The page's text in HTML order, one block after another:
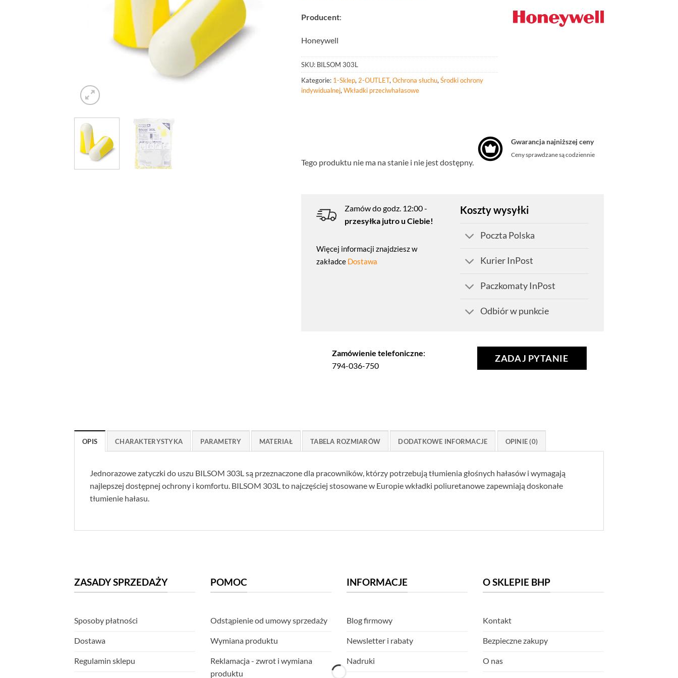
Producent:
Honeywell
SKU: BILSOM 303L
Kategorie: 1-Sklep,2-OUTLET,Ochrona słuchu,Środki ochrony
indywidualnej,Wkładki przeciwhałasowe
Tego produktu nie ma na stanie i nie jest dostępny.
Gwarancja najniższej ceny
Ceny sprawdzane są codziennie
Zamów do godz. 12:00 -
przesyłka jutro u Ciebie!
Więcej informacji znajdziesz w
zakładce Dostawa
Koszty wysyłki
Poczta Polska
Kurier InPost
Paczkomaty InPost
Odbiór w punkcie
Zamówienie telefoniczne:
794-036-750
ZADAJ PYTANIE
OPIS CHARAKTERYSTYKA PARAMETRY MATERIAŁ TABELA ROZMIARÓW DODATKOWE INFORMACJE OPINIE (0)
Jednorazowe zatyczki do uszu BILSOM 303L są przeznaczone dla pracowników, którzy potrzebują tłumienia głośnych hałasów i wymagają
najlepszej dostępnej ochrony i komfortu. BILSOM 303L to najczęściej stosowane w Europie wkładki poliuretanowe zapewniają doskonałe
tłumienie hałasu.
ZASADY SPRZEDAŻY
Sposoby płatności
Dostawa
Regulamin sklepu
POMOC
Odstąpienie od umowy sprzedaży
Wymiana produktu
Reklamacja - zwrot i wymiana
produktu
INFORMACJE
Blog firmowy
Newsletter i rabaty
Nadruki
O SKLEPIE BHP
Kontakt
Bezpieczne zakupy
O nas